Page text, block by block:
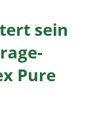
sein
Pure